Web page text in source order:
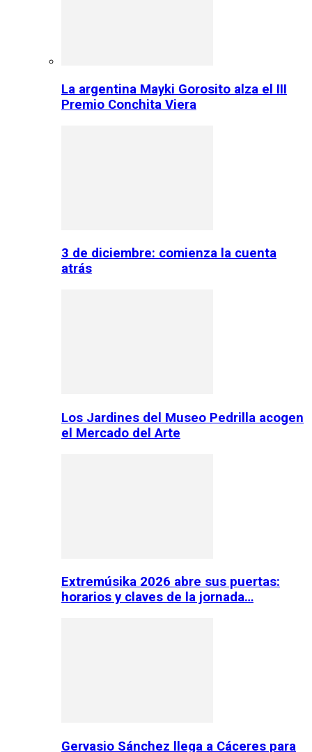
La argentina Mayki Gorosito alza el III
Premio Conchita Viera
3 de diciembre: comienza la cuenta
atrás
Los Jardines del Museo Pedrilla acogen
el Mercado del Arte
Extremúsika 2026 abre sus puertas:
horarios y claves de la jornada…
Gervasio Sánchez llega a Cáceres para